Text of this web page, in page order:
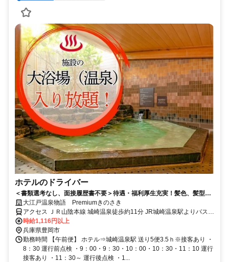
ホテルのドライバー
＜書類選考なし、面接履歴書不要＞待遇・福利厚生充実！髪色、髪型自
由/ピアス、ネイルOK※勤務時のルールあり/幅広い年代の方が活躍中！
大江戸温泉物語 Premiumきのさき
アクセス ＪＲ山陰本線 城崎温泉徒歩約11分 JR城崎温泉駅よりバス約
5分、徒歩10分※詳細はお問い合わせください。
時給1,116円以上
兵庫県豊岡市
勤務時間 【午前便】 ホテル⇒城崎温泉駅 送り5便3.5ｈ※接客あり ・
8：30 運行前点検 ・9：00・9：30・10：00・10：30・11：10 運行
接客あり ・11：30～ 運行後点検 ・1...